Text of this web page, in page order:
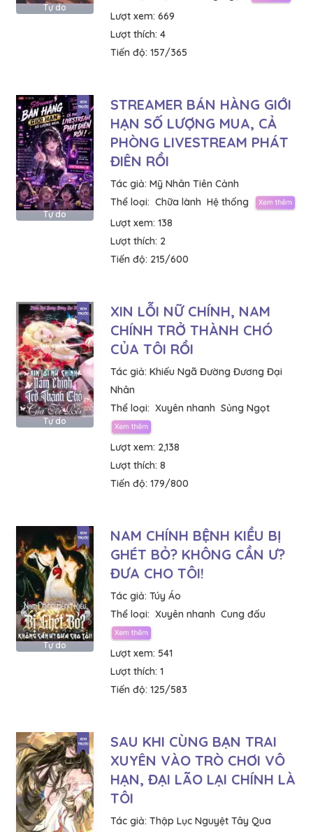
Tự do
Lượt xem: 669
Lượt thích: 4
Tiến độ: 157/365
Tự do
STREAMER BÁN HÀNG GIỚI
HẠN SỐ LƯỢNG MUA, CẢ
PHÒNG LIVESTREAM PHÁT
ĐIÊN RỒI
Tác giả: Mỹ Nhân Tiên Cảnh
Thể loại: Chữa lành Hệ thống
Lượt xem: 138
Lượt thích: 2
Tiến độ: 215/600
Tự do
XIN LỖI NỮ CHÍNH, NAM
CHÍNH TRỞ THÀNH CHÓ
CỦA TÔI RỒI
Tác giả: Khiếu Ngã Đường Đương Đại
Nhân
Thể loại: Xuyên nhanh Sủng Ngọt
Lượt xem: 2,138
Lượt thích: 8
Tiến độ: 179/800
Tự do
NAM CHÍNH BỆNH KIỀU BỊ
GHÉT BỎ? KHÔNG CẦN Ư?
ĐƯA CHO TÔI!
Tác giả: Túy Áo
Thể loại: Xuyên nhanh Cung đấu
Lượt xem: 541
Lượt thích: 1
Tiến độ: 125/583
SAU KHI CÙNG BẠN TRAI
XUYÊN VÀO TRÒ CHƠI VÔ
HẠN, ĐẠI LÃO LẠI CHÍNH LÀ
TÔI
Tác giả: Thập Lục Nguyệt Tây Qua